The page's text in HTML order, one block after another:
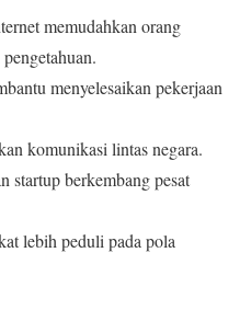
memudahkan orang
menyelesaikan pekerjaan
komunikasi lintas negara.
startup berkembang pesat
lebih peduli pada pola